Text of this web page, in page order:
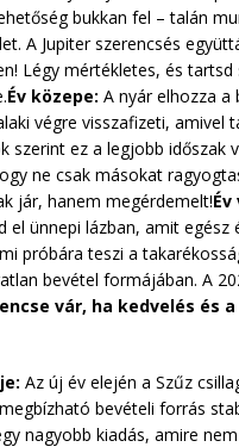
bukkan fel – talán
A Jupiter szerencsés
Légy mértékletes, és
Év közepe: A nyár elhozza a
végre visszafizeti, amivel
ez a legjobb időszak
ne csak másokat
jár, hanem megérdemelt!Év
ünnepi lázban, amit egész
próbára teszi a
bevétel formájában. A
vár, ha kedvelés és
Az új év elején a Szűz
bevételi forrás
nagyobb kiadás, amire